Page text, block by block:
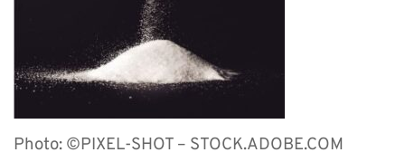
Photo: ©PIXEL-SHOT – STOCK.ADOBE.COM